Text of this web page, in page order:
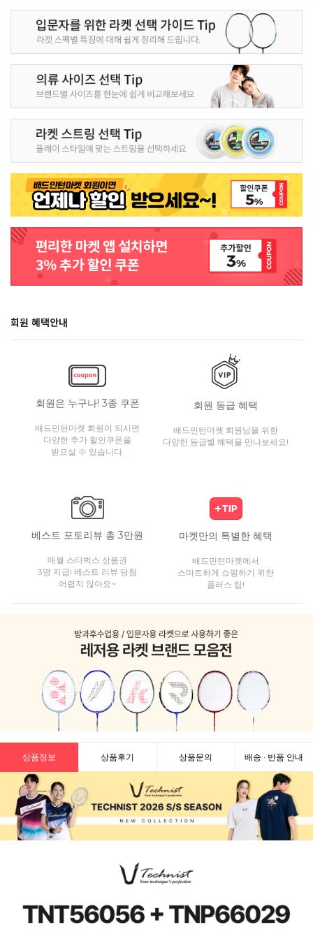
회원 혜택안내
회원은 누구나! 3종 쿠폰
배드민턴마켓 회원이 되시면
다양한 추가 할인쿠폰을
받으실 수 있습니다.
회원 등급 혜택
배드민턴마켓 회원님을 위한
다양한 등급별 혜택을 만나보세요!
베스트 포토리뷰 총 3만원
매월 스타벅스 상품권
3명 지급! 베스트 리뷰 당첨
어렵지 않아요~
마켓만의 특별한 혜택
배드민턴마켓에서
스마트하게 쇼핑하기 위한
플러스 팁!
상품정보 상품후기 상품문의 배송 · 반품 안내